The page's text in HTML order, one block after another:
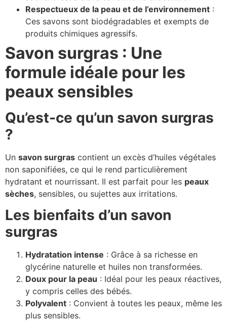
Respectueux de la peau et de l’environnement :
Ces savons sont biodégradables et exempts de
produits chimiques agressifs.
Savon surgras : Une
formule idéale pour les
peaux sensibles
Qu’est-ce qu’un savon surgras
?
Un savon surgras contient un excès d’huiles végétales
non saponifiées, ce qui le rend particulièrement
hydratant et nourrissant. Il est parfait pour les peaux
sèches, sensibles, ou sujettes aux irritations.
Les bienfaits d’un savon
surgras
Hydratation intense : Grâce à sa richesse en
glycérine naturelle et huiles non transformées.
Doux pour la peau : Idéal pour les peaux réactives,
y compris celles des bébés.
Polyvalent : Convient à toutes les peaux, même les
plus sensibles.